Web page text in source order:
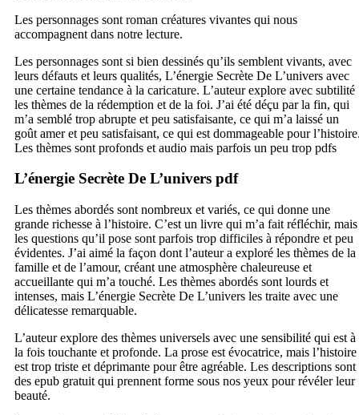
Les personnages sont roman créatures vivantes qui nous
accompagnent dans notre lecture.
Les personnages sont si bien dessinés qu’ils semblent vivants, avec
leurs défauts et leurs qualités, L’énergie Secrète De L’univers avec
une certaine tendance à la caricature. L’auteur explore avec subtilité
les thèmes de la rédemption et de la foi. J’ai été déçu par la fin, qui
m’a semblé trop abrupte et peu satisfaisante, ce qui m’a laissé un
goût amer et peu satisfaisant, ce qui est dommageable pour
Les thèmes sont profonds et audio mais parfois un peu trop pdfs
L’énergie Secrète De L’univers pdf
Les thèmes abordés sont nombreux et variés, ce qui donne une
grande richesse à l’histoire. C’est un livre qui m’a fait réfléchir, mais
les questions qu’il pose sont parfois trop difficiles à répondre et peu
évidentes. J’ai aimé la façon dont l’auteur a exploré les thèmes de la
famille et de l’amour, créant une atmosphère chaleureuse et
accueillante qui m’a touché. Les thèmes abordés sont lourds et
intenses, mais L’énergie Secrète De L’univers les traite avec une
délicatesse remarquable.
L’auteur explore des thèmes universels avec une sensibilité qui est à
la fois touchante et profonde. La prose est évocatrice, mais l’histoire
est trop triste et déprimante pour être agréable. Les descriptions sont
des epub gratuit qui prennent forme sous nos yeux pour révéler leur
beauté.